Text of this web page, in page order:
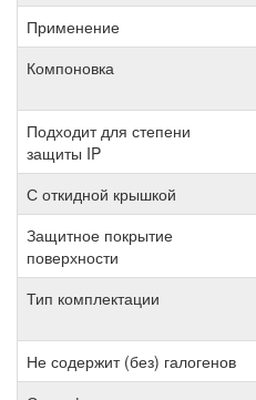
Применение
Компоновка
Подходит для степени
защиты IP
С откидной крышкой
Защитное покрытие
поверхности
Тип комплектации
Не содержит (без) галогенов